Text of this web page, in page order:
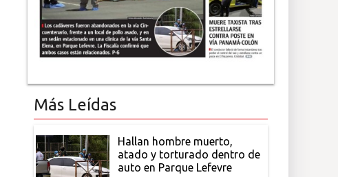
Más Leídas
Hallan hombre muerto,
atado y torturado dentro de
auto en Parque Lefevre